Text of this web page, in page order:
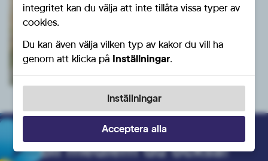
Bli medlem du också!
integritet kan du välja att inte tillåta vissa typer av
cookies.
Du kan även välja vilken typ av kakor du vill ha
genom att klicka på Inställningar.
Inställningar
Acceptera alla